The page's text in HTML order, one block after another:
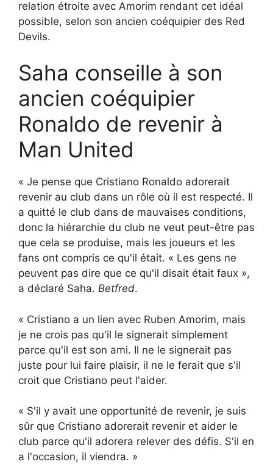
relation étroite avec Amorim rendant cet idéal
possible, selon son ancien coéquipier des Red
Devils.
Saha conseille à son
ancien coéquipier
Ronaldo de revenir à
Man United
« Je pense que Cristiano Ronaldo adorerait
revenir au club dans un rôle où il est respecté. Il
a quitté le club dans de mauvaises conditions,
donc la hiérarchie du club ne veut peut-être pas
que cela se produise, mais les joueurs et les
fans ont compris ce qu'il était. « Les gens ne
peuvent pas dire que ce qu'il disait était faux »,
a déclaré Saha. Betfred.
« Cristiano a un lien avec Ruben Amorim, mais
je ne crois pas qu'il le signerait simplement
parce qu'il est son ami. Il ne le signerait pas
juste pour lui faire plaisir, il ne le ferait que s'il
croit que Cristiano peut l'aider.
« S'il y avait une opportunité de revenir, je suis
sûr que Cristiano adorerait revenir et aider le
club parce qu'il adorera relever des défis. S'il en
a l'occasion, il viendra. »